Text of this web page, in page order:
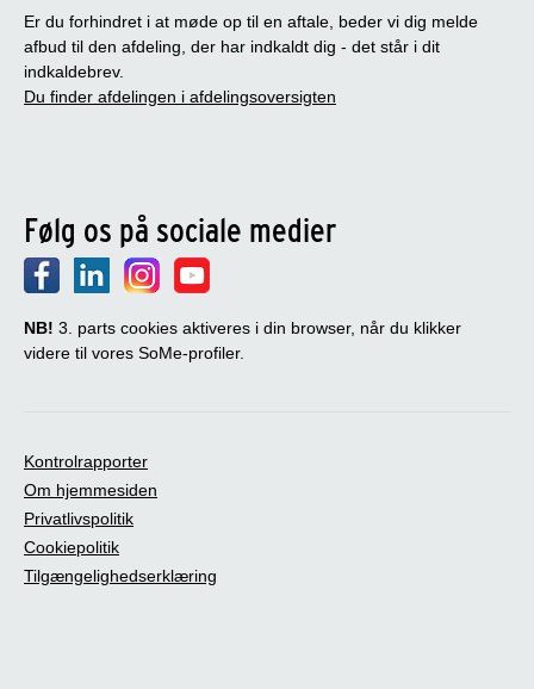
Er du forhindret i at møde op til en aftale, beder vi dig melde
afbud til den afdeling, der har indkaldt dig - det står i dit
indkaldebrev.
Du finder afdelingen i afdelingsoversigten
Følg os på sociale medier
NB! 3. parts cookies aktiveres i din browser, når du klikker
videre til vores SoMe-profiler.
Kontrolrapporter
Om hjemmesiden
Privatlivspolitik
Cookiepolitik
Tilgængelighedserklæring